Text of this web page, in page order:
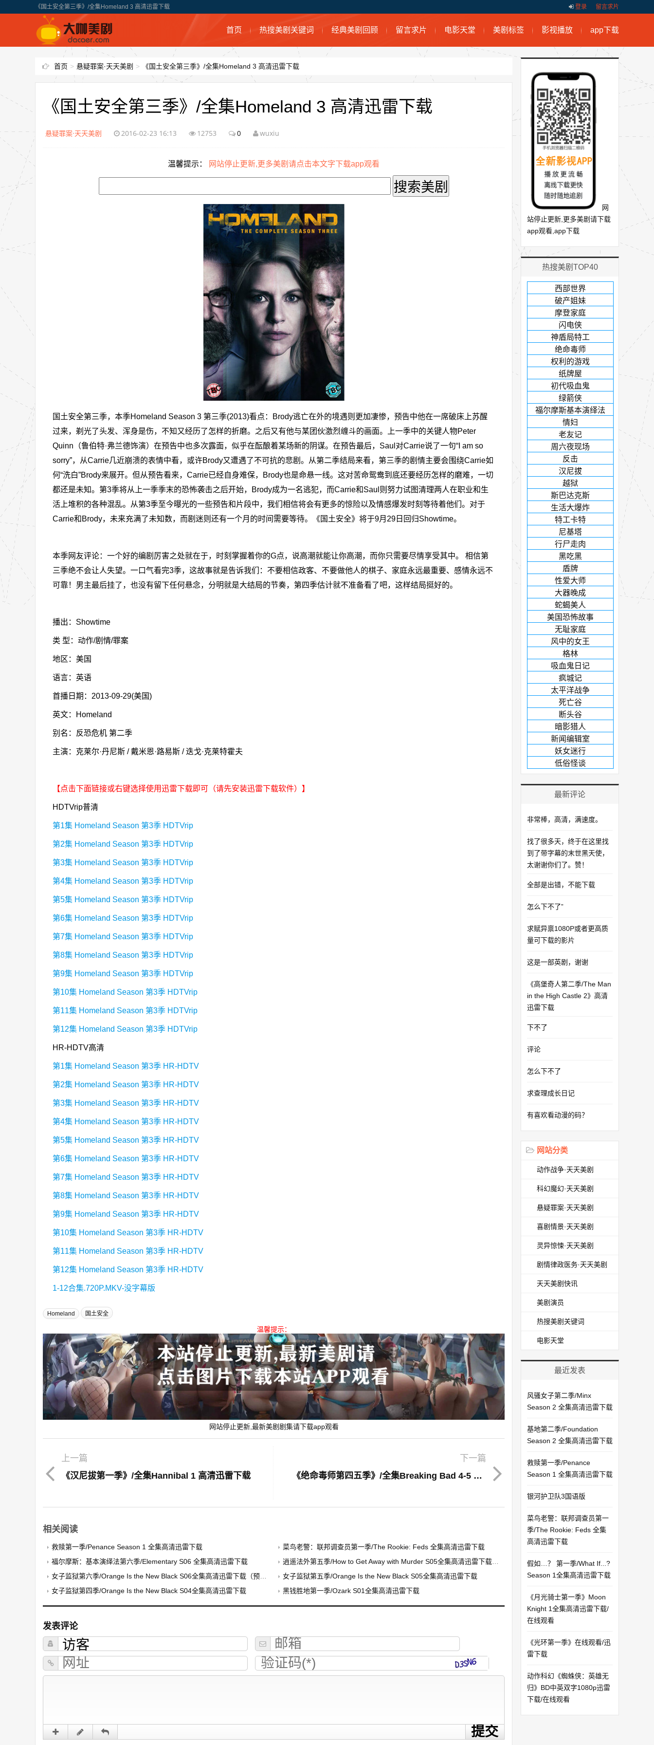
《国土安全第三季》/全集Homeland 3 高清迅雷下载 登录 留言求片
首页 热搜美剧关键词 经典美剧回顾 留言求片 电影天堂 美剧标签 影视播放 app下载
首页 > 悬疑罪案·天天美剧 > 《国土安全第三季》/全集Homeland 3 高清迅雷下载
《国土安全第三季》/全集Homeland 3 高清迅雷下载
悬疑罪案·天天美剧 2016-02-23 16:13 12753 0 wuxiu
温馨提示： 网站停止更新,更多美剧请点击本文字下载app观看
国土安全第三季，本季Homeland Season 3 第三季(2013)看点：Brody逃亡在外的境遇则更加凄惨，预告中他在一席破床上苏醒
过来，剃光了头发、浑身是伤，不知又经历了怎样的折磨。之后又有他与某团伙激烈缠斗的画面。上一季中的关键人物Peter
Quinn（鲁伯特·弗兰德饰演）在预告中也多次露面，似乎在酝酿着某场新的阴谋。在预告最后，Saul对Carrie说了一句“I am so
sorry”，从Carrie几近崩溃的表情中看，或许Brody又遭遇了不可抗的悲剧。从第二季结局来看，第三季的剧情主要会围绕Carrie如
何“洗白”Brody来展开。但从预告看来，Carrie已经自身难保，Brody也是命悬一线。这对苦命鸳鸯到底还要经历怎样的磨难，一切
都还是未知。第3季将从上一季季末的恐怖袭击之后开始，Brody成为一名逃犯，而Carrie和Saul则努力试图清理两人在职业和生
活上堆积的各种混乱。从第3季至今曝光的一些预告和片段中，我们相信将会有更多的惊险以及情感爆发时刻等待着他们。对于
Carrie和Brody，未来充满了未知数，而剧迷则还有一个月的时间需要等待。《国土安全》将于9月29日回归Showtime。
本季网友评论：一个好的编剧厉害之处就在于，时刻掌握着你的G点，说高潮就能让你高潮，而你只需要尽情享受其中。 相信第
三季绝不会让人失望。一口气看完3季，这故事就是告诉我们：不要相信政客、不要做他人的棋子、家庭永远最重要、感情永远不
可靠！男主最后挂了，也没有留下任何悬念，分明就是大结局的节奏，第四季估计就不准备看了吧，这样结局挺好的。
播出：Showtime
类 型：动作/剧情/罪案
地区：美国
语言：英语
首播日期：2013-09-29(美国)
英文：Homeland
别名：反恐危机 第二季
主演：克莱尔·丹尼斯 / 戴米恩·路易斯 / 迭戈·克莱特霍夫
【点击下面链接或右键选择使用迅雷下载即可（请先安装迅雷下载软件）】
HDTVrip普清
第1集 Homeland Season 第3季 HDTVrip
第2集 Homeland Season 第3季 HDTVrip
第3集 Homeland Season 第3季 HDTVrip
第4集 Homeland Season 第3季 HDTVrip
第5集 Homeland Season 第3季 HDTVrip
第6集 Homeland Season 第3季 HDTVrip
第7集 Homeland Season 第3季 HDTVrip
第8集 Homeland Season 第3季 HDTVrip
第9集 Homeland Season 第3季 HDTVrip
第10集 Homeland Season 第3季 HDTVrip
第11集 Homeland Season 第3季 HDTVrip
第12集 Homeland Season 第3季 HDTVrip
HR-HDTV高清
第1集 Homeland Season 第3季 HR-HDTV
第2集 Homeland Season 第3季 HR-HDTV
第3集 Homeland Season 第3季 HR-HDTV
第4集 Homeland Season 第3季 HR-HDTV
第5集 Homeland Season 第3季 HR-HDTV
第6集 Homeland Season 第3季 HR-HDTV
第7集 Homeland Season 第3季 HR-HDTV
第8集 Homeland Season 第3季 HR-HDTV
第9集 Homeland Season 第3季 HR-HDTV
第10集 Homeland Season 第3季 HR-HDTV
第11集 Homeland Season 第3季 HR-HDTV
第12集 Homeland Season 第3季 HR-HDTV
1-12合集.720P.MKV-没字幕版
Homeland 国土安全
温馨提示：
网站停止更新,最新美剧剧集请下载app观看
上一篇
《汉尼拔第一季》/全集Hannibal 1 高清迅雷下载
下一篇
《绝命毒师第四五季》/全集Breaking Bad 4-5 高清迅雷下载
相关阅读
救赎第一季/Penance Season 1 全集高清迅雷下载
菜鸟老警：联邦调查员第一季/The Rookie: Feds 全集高清迅雷下载
福尔摩斯：基本演绎法第六季/Elementary S06 全集高清迅雷下载
逍遥法外第五季/How to Get Away with Murder S05全集高清迅雷下载（预告）
女子监狱第六季/Orange Is the New Black S06全集高清迅雷下载（预告）
女子监狱第五季/Orange Is the New Black S05全集高清迅雷下载
女子监狱第四季/Orange Is the New Black S04全集高清迅雷下载
黑钱胜地第一季/Ozark S01全集高清迅雷下载
发表评论
网
站停止更新,更多美剧请下载
app观看,app下载
热搜美剧TOP40
西部世界
破产姐妹
摩登家庭
闪电侠
神盾局特工
绝命毒师
权利的游戏
纸牌屋
初代吸血鬼
绿箭侠
福尔摩斯基本演绎法
情妇
老友记
周六夜现场
反击
汉尼拔
越狱
斯巴达克斯
生活大爆炸
特工卡特
尼基塔
行尸走肉
黑吃黑
盾牌
性爱大师
大器晚成
蛇蝎美人
美国恐怖故事
无耻家庭
风中的女王
格林
吸血鬼日记
疯城记
太平洋战争
死亡谷
断头谷
暗影猎人
新闻编辑室
妖女迷行
低俗怪谈
最新评论
非常棒，高清，满速度。
找了很多天，终于在这里找
到了带字幕的末世黑天使，
太谢谢你们了。赞！
全部是出错，不能下载
怎么下不了”
求赋异禀1080P或者更高质
量可下载的影片
这是一部英剧，谢谢
《高堡奇人第二季/The Man
in the High Castle 2》高清
迅雷下载
下不了
评论
怎么下不了
求查理成长日记
有喜欢看动漫的码？
网站分类
动作战争·天天美剧
科幻魔幻·天天美剧
悬疑罪案·天天美剧
喜剧情景·天天美剧
灵异惊悚·天天美剧
剧情律政医务·天天美剧
天天美剧快讯
美剧演员
热搜美剧关键词
电影天堂
最近发表
风骚女子第二季/Minx
Season 2 全集高清迅雷下载
基地第二季/Foundation
Season 2 全集高清迅雷下载
救赎第一季/Penance
Season 1 全集高清迅雷下载
银河护卫队3国语版
菜鸟老警：联邦调查员第一
季/The Rookie: Feds 全集
高清迅雷下载
假如…？ 第一季/What If...?
Season 1全集高清迅雷下载
《月光骑士第一季》Moon
Knight 1全集高清迅雷下载/
在线观看
《光环第一季》在线观看/迅
雷下载
动作科幻《蜘蛛侠：英雄无
归》BD中英双字1080p迅雷
下载/在线观看